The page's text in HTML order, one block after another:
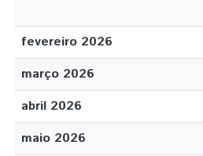
fevereiro 2026
março 2026
abril 2026
maio 2026